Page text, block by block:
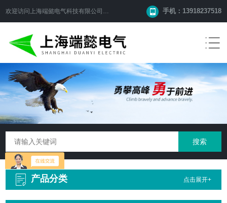
欢迎访问 上海端懿电气科技有限公司 网站！ 手机：13918237518
产品分类 点击展开+